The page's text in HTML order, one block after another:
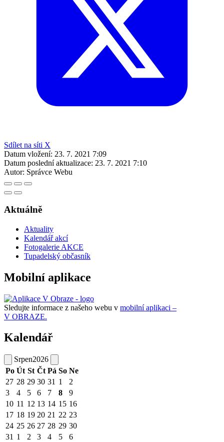
Sdílet na síti X
Datum vložení: 23. 7. 2021 7:09
Datum poslední aktualizace: 23. 7. 2021 7:10
Autor: Správce Webu
Aktuálně
Aktuality
Kalendář akcí
Fotogalerie AKCE
Tupadelský občasník
Mobilní aplikace
Sledujte informace z našeho webu v mobilní aplikaci –
V OBRAZE.
Kalendář
Srpen2026
Po Út St Čt Pá So Ne
27 28 29 30 31 1
2
3
4 5 6 7 8
9
10 11 12 13 14 15 16
17 18 19 20 21 22 23
24 25 26 27 28 29 30
31 1 2 3 4 5 6